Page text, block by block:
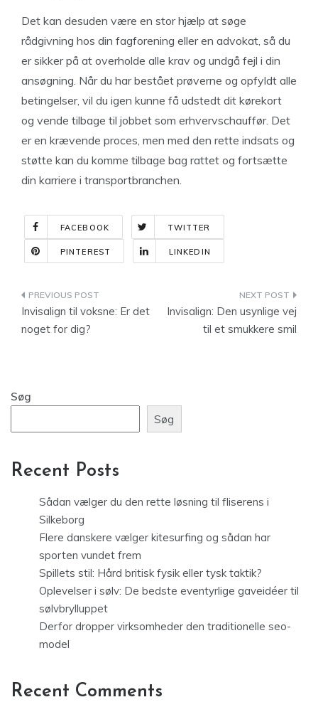
Det kan desuden være en stor hjælp at søge
rådgivning hos din fagforening eller en advokat, så du
er sikker på at overholde alle krav og undgå fejl i din
ansøgning. Når du har bestået prøverne og opfyldt alle
betingelser, vil du igen kunne få udstedt dit kørekort
og vende tilbage til jobbet som erhvervschauffør. Det
er en krævende proces, men med den rette indsats og
støtte kan du komme tilbage bag rattet og fortsætte
din karriere i transportbranchen.
FACEBOOK TWITTER
PINTEREST LINKEDIN
Indlægsnavigation
Invisalign til voksne: Er det
noget for dig?
Invisalign: Den usynlige vej
til et smukkere smil
Søg
Søg
Recent Posts
Sådan vælger du den rette løsning til fliserens i
Silkeborg
Flere danskere vælger kitesurfing og sådan har
sporten vundet frem
Spillets stil: Hård britisk fysik eller tysk taktik?
Oplevelser i sølv: De bedste eventyrlige gaveidéer til
sølvbrylluppet
Derfor dropper virksomheder den traditionelle seo-
model
Recent Comments